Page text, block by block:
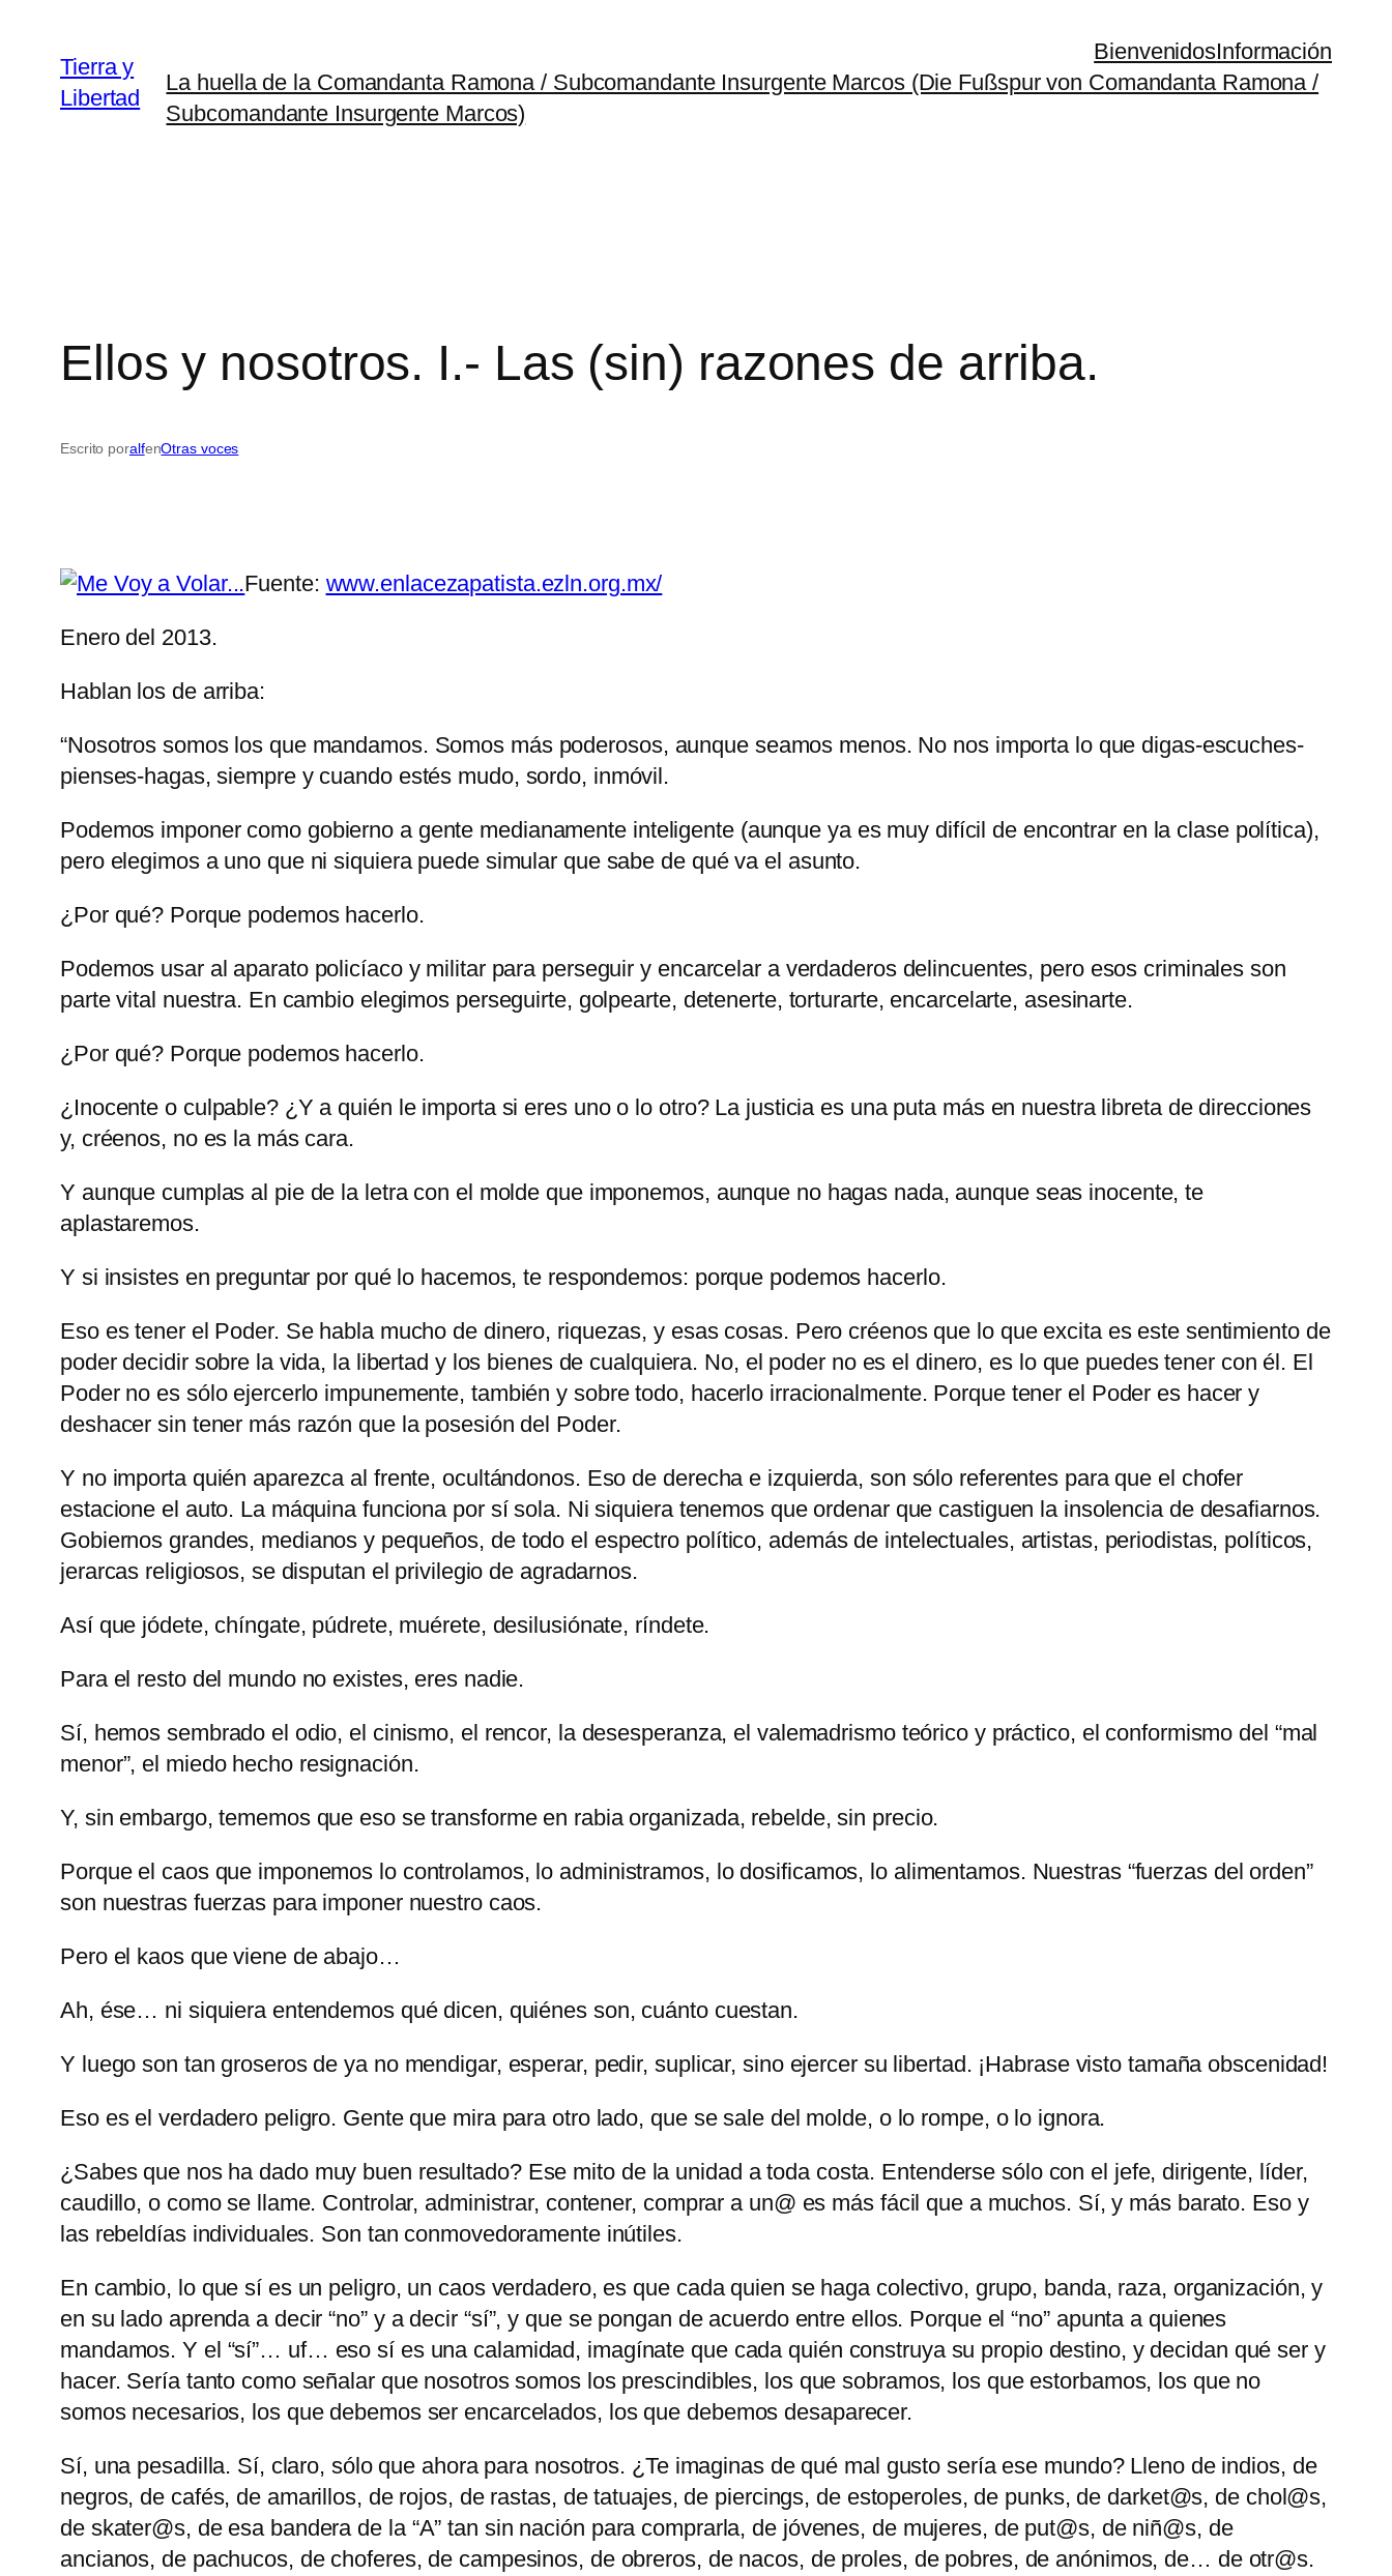
contenido
Tierra y
Libertad
BienvenidosInformación
La huella de la Comandanta Ramona / Subcomandante Insurgente Marcos (Die Fußspur von Comandanta Ramona /
Subcomandante Insurgente Marcos)
Ellos y nosotros. I.- Las (sin) razones de arriba.
Escrito poralfenOtras voces
Fuente: www.enlacezapatista.ezln.org.mx/
Enero del 2013.
Hablan los de arriba:
“Nosotros somos los que mandamos. Somos más poderosos, aunque seamos menos. No nos importa lo que digas-escuches-
pienses-hagas, siempre y cuando estés mudo, sordo, inmóvil.
Podemos imponer como gobierno a gente medianamente inteligente (aunque ya es muy difícil de encontrar en la clase política),
pero elegimos a uno que ni siquiera puede simular que sabe de qué va el asunto.
¿Por qué? Porque podemos hacerlo.
Podemos usar al aparato policíaco y militar para perseguir y encarcelar a verdaderos delincuentes, pero esos criminales son
parte vital nuestra. En cambio elegimos perseguirte, golpearte, detenerte, torturarte, encarcelarte, asesinarte.
¿Por qué? Porque podemos hacerlo.
¿Inocente o culpable? ¿Y a quién le importa si eres uno o lo otro? La justicia es una puta más en nuestra libreta de direcciones
y, créenos, no es la más cara.
Y aunque cumplas al pie de la letra con el molde que imponemos, aunque no hagas nada, aunque seas inocente, te
aplastaremos.
Y si insistes en preguntar por qué lo hacemos, te respondemos: porque podemos hacerlo.
Eso es tener el Poder. Se habla mucho de dinero, riquezas, y esas cosas. Pero créenos que lo que excita es este sentimiento de
poder decidir sobre la vida, la libertad y los bienes de cualquiera. No, el poder no es el dinero, es lo que puedes tener con él. El
Poder no es sólo ejercerlo impunemente, también y sobre todo, hacerlo irracionalmente. Porque tener el Poder es hacer y
deshacer sin tener más razón que la posesión del Poder.
Y no importa quién aparezca al frente, ocultándonos. Eso de derecha e izquierda, son sólo referentes para que el chofer
estacione el auto. La máquina funciona por sí sola. Ni siquiera tenemos que ordenar que castiguen la insolencia de desafiarnos.
Gobiernos grandes, medianos y pequeños, de todo el espectro político, además de intelectuales, artistas, periodistas, políticos,
jerarcas religiosos, se disputan el privilegio de agradarnos.
Así que jódete, chíngate, púdrete, muérete, desilusiónate, ríndete.
Para el resto del mundo no existes, eres nadie.
Sí, hemos sembrado el odio, el cinismo, el rencor, la desesperanza, el valemadrismo teórico y práctico, el conformismo del
mal
menor , el miedo hecho resignación.
Y, sin embargo, tememos que eso se transforme en rabia organizada, rebelde, sin precio.
Porque el caos que imponemos lo controlamos, lo administramos, lo dosificamos, lo alimentamos. Nuestras fuerzas del orden
son nuestras fuerzas para imponer nuestro caos.
Pero el kaos que viene de abajo…
Ah, ése… ni siquiera entendemos qué dicen, quiénes son, cuánto cuestan.
Y luego son tan groseros de ya no mendigar, esperar, pedir, suplicar, sino ejercer su libertad. ¡Habrase visto tamaña obscenidad!
Eso es el verdadero peligro. Gente que mira para otro lado, que se sale del molde, o lo rompe, o lo ignora.
¿Sabes que nos ha dado muy buen resultado? Ese mito de la unidad a toda costa. Entenderse sólo con el jefe, dirigente, líder,
caudillo, o como se llame. Controlar, administrar, contener, comprar a un@ es más fácil que a muchos. Sí, y más barato. Eso y
las rebeldías individuales. Son tan conmovedoramente inútiles.
En cambio, lo que sí es un peligro, un caos verdadero, es que cada quien se haga colectivo, grupo, banda, raza, organización, y
en su lado aprenda a decir no y a decir sí , y que se pongan de acuerdo entre ellos. Porque el no apunta a quienes
mandamos. Y el
sí … uf… eso sí es una calamidad, imagínate que cada quién construya su propio destino, y decidan qué ser y
hacer. Sería tanto como señalar que nosotros somos los prescindibles, los que sobramos, los que estorbamos, los que no
somos necesarios, los que debemos ser encarcelados, los que debemos desaparecer.
Sí, una pesadilla. Sí, claro, sólo que ahora para nosotros. ¿Te imaginas de qué mal gusto sería ese mundo? Lleno de indios, de
negros, de cafés, de amarillos, de rojos, de rastas, de tatuajes, de piercings, de estoperoles, de punks, de darket@s, de chol@s,
de skater@s, de esa bandera de la A tan sin nación para comprarla, de jóvenes, de mujeres, de put@s, de niñ@s, de
ancianos, de pachucos, de choferes, de campesinos, de obreros, de nacos, de proles, de pobres, de anónimos, de… de otr@s.